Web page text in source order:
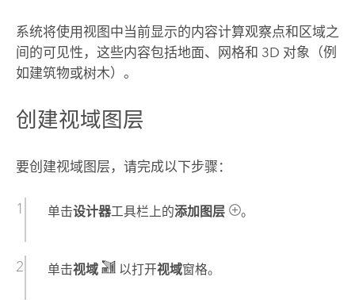
系统将使用视图中当前显示的内容计算观察点和区域之
间的可见性，这些内容包括地面、网格和 3D 对象（例
如建筑物或树木）。
创建视域图层
要创建视域图层，请完成以下步骤：
单击设计器工具栏上的添加图层 。
单击视域 以打开视域窗格。